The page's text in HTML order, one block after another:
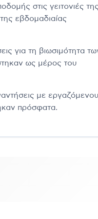
στις γειτονιές της
εβδομαδιαίας
για τη βιωσιμότητα
ως μέρος του
με
πρόσφατα.